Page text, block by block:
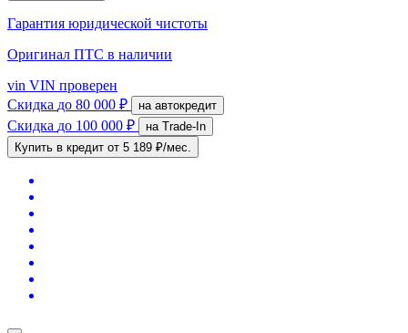
Гарантия юридической чистоты
Оригинал ПТС в наличии
vin VIN проверен
Скидка до 80 000 ₽ на автокредит
Скидка до 100 000 ₽
на Trade-In
Купить в кредит от 5 189 ₽/мес.